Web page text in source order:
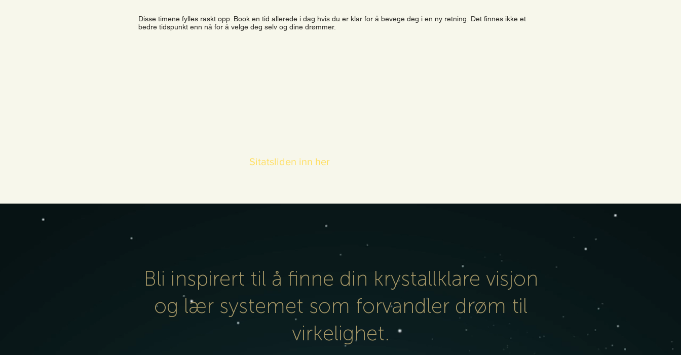
Disse timene fylles raskt opp. Book en tid allerede i dag hvis du er klar for å bevege deg i en ny retning. Det finnes ikke et
bedre tidspunkt enn nå for å velge deg selv og dine drømmer.
Sitatsliden inn her
Bli inspirert til å finne din krystallklare visjon
og lær systemet som forvandler drøm til
virkelighet.